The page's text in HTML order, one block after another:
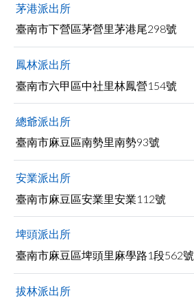
茅港派出所
臺南市下營區茅營里茅港尾298號
鳳林派出所
臺南市六甲區中社里林鳳營154號
總爺派出所
臺南市麻豆區南勢里南勢93號
安業派出所
臺南市麻豆區安業里安業112號
埤頭派出所
臺南市麻豆區埤頭里麻學路1段562號
拔林派出所